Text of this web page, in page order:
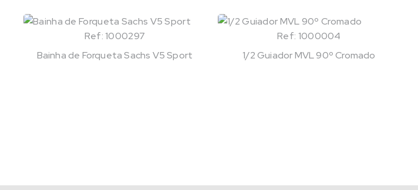
Ref: 1000297
Bainha de Forqueta Sachs V5 Sport
Ref: 1000004
1/2 Guiador MVL 90º Cromado